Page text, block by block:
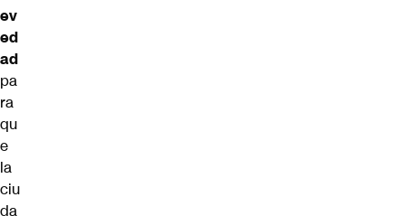
ev
ed
ad
pa
ra
qu
e
la
ciu
da